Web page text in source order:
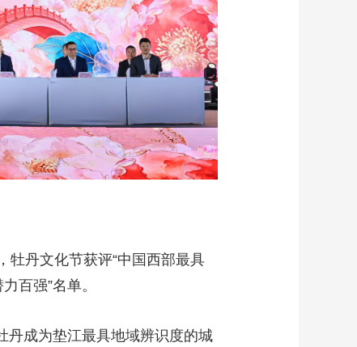
牡丹文化节获评“中国西部最具
百强”名单。
丹成为垫江最具地域辨识度的城